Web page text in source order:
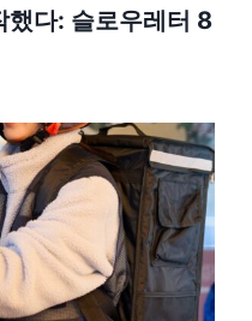
했다: 슬로우레터 8